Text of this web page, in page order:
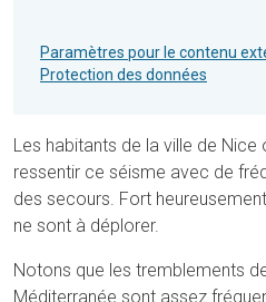
Paramètres pour le contenu
Protection des données
Les habitants de la ville de
ressentir ce séisme avec de
des secours. Fort
ne sont à déplorer.
Notons que les tremblements
Méditerranée sont assez